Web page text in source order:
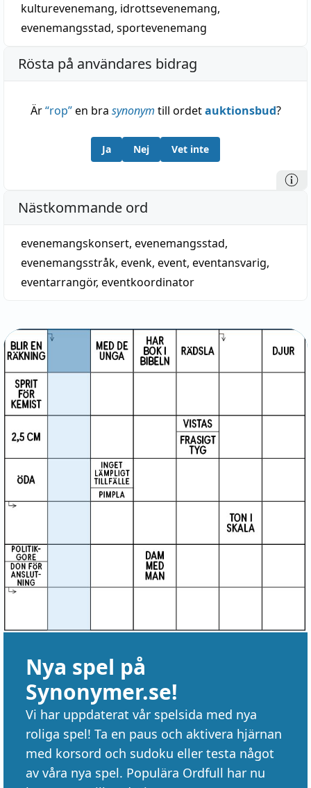
kulturevenemang, idrottsevenemang,
evenemangsstad, sportevenemang
Rösta på användares bidrag
Är“rop”en bra synonym till ordetauktionsbud?
Ja Nej Vet inte
Nästkommande ord
evenemangskonsert, evenemangsstad,
evenemangsstråk, evenk, event, eventansvarig,
eventarrangör, eventkoordinator
Nya spel på
Synonymer.se!
Vi har uppdaterat vår spelsida med nya
roliga spel! Ta en paus och aktivera hjärnan
med korsord och sudoku eller testa något
av våra nya spel. Populära Ordfull har nu